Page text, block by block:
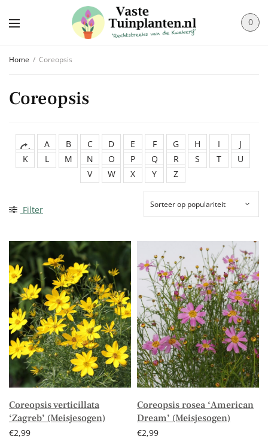
0
Home / Coreopsis
Coreopsis
A B C D E F G H I
J
K
L M N O P Q R S T
U
V
W X Y Z
Filter
Coreopsis verticillata
‘Zagreb’ (Meisjesogen)
€2,99
Coreopsis rosea ‘American
Dream’ (Meisjesogen)
€2,99